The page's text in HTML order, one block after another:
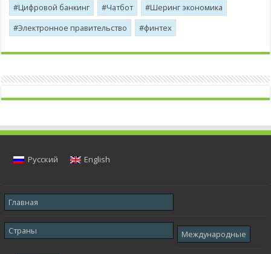
Цифровой банкинг
Чатбот
Шеринг экономика
Электронное правительство
финтех
Русский English
Главная
Страны Международные